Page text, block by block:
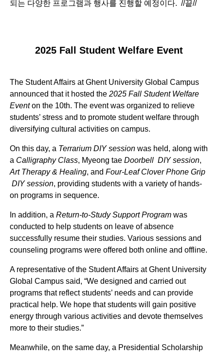
되는 다양한 프로그램과 행사를 진행할 예정이다. //끝//
2025 Fall Student Welfare Event
The Student Affairs at Ghent University Global Campus
announced that it hosted the 2025 Fall Student Welfare
Eventon the 10th. The event was organized to relieve
students’ stress and to promote student welfare through
diversifying cultural activities on campus.
On this day, a Terrarium DIY session was held, along with
a Calligraphy Class, Myeong tae Doorbell DIY session,
Art Therapy & Healing, and Four-Leaf Clover Phone Grip
DIY session, providing students with a variety of hands-
on programs in sequence.
In addition, a Return-to-Study Support Program was
conducted to help students on leave of absence
successfully resume their studies. Various sessions and
counseling programs were offered both online and offline.
A representative of the Student Affairs at Ghent University
Global Campus said, “We designed and carried out
programs that reflect students’ needs and can provide
practical help. We hope that students will gain positive
energy through various activities and devote themselves
more to their studies.”
Meanwhile, on the same day, a Presidential Scholarship